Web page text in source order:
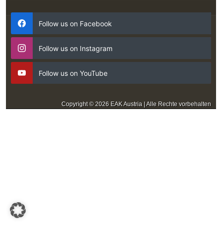
Follow us on Facebook
Follow us on Instagram
Follow us on YouTube
Copyright © 2026 EAK Austria | Alle Rechte vorbehalten